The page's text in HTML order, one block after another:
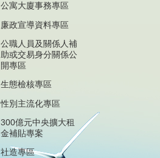
公寓大廈事務專區
廉政宣導資料專區
公職人員及關係人補
助或交易身分關係公
開專區
生態檢核專區
性別主流化專區
300億元中央擴大租
金補貼專案
社造專區